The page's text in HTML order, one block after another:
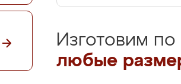
Изготовим
любые